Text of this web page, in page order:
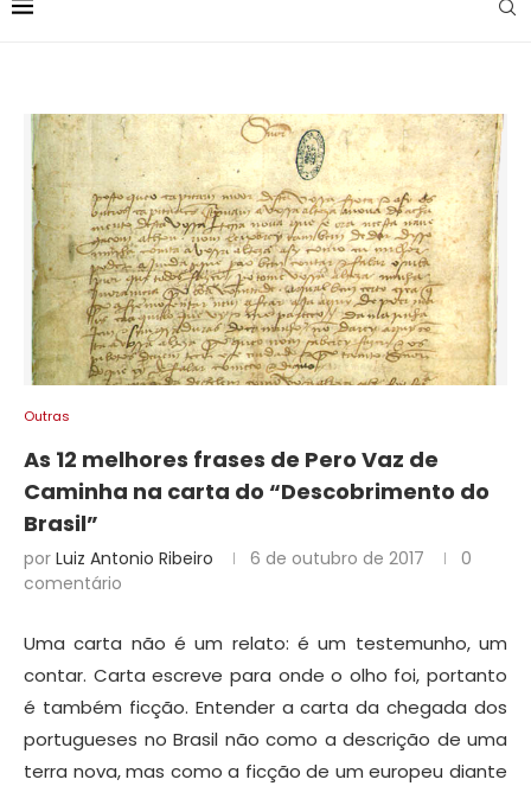
Outras
As 12 melhores frases de Pero Vaz de
Caminha na carta do “Descobrimento do
Brasil”
por Luiz Antonio Ribeiro 6 de outubro de 2017
0
comentário
Uma carta não é um relato: é um testemunho, um
contar. Carta escreve para onde o olho foi, portanto
é também ficção. Entender a carta da chegada dos
portugueses no Brasil não como a descrição de uma
terra nova, mas como a ficção de um europeu diante